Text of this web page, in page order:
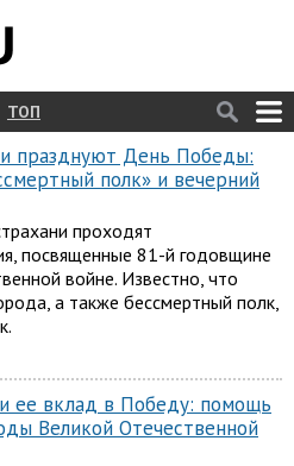
ТОП
празднуют День Победы:
полк» и вечерний
проходят
посвященные 81-й годовщине
войне. Известно, что
а также бессмертный полк,
ее вклад в Победу: помощь
Великой Отечественной